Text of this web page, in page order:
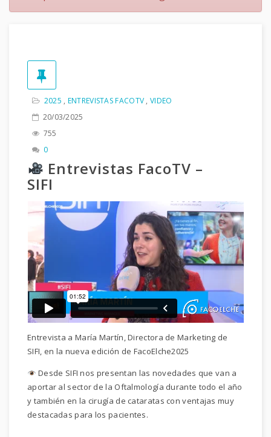
2025 , ENTREVISTAS FACOTV ,VIDEO
20/03/2025
755
0
Entrevistas FacoTV –
SIFI
Entrevista a María Martín, Directora de Marketing de
SIFI, en la nueva edición de FacoElche2025
Desde SIFI nos presentan las novedades que van a
aportar al sector de la Oftalmología durante todo el año
y también en la cirugía de cataratas con ventajas muy
destacadas para los pacientes.